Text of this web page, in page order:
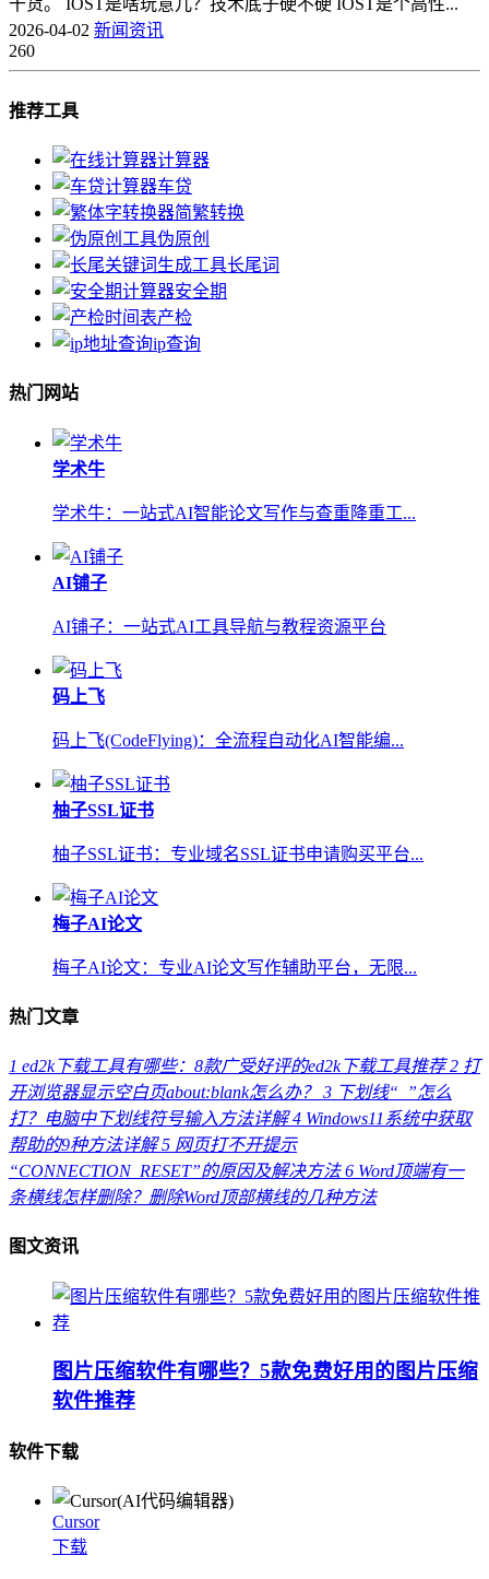
干货。 IOST是啥玩意儿？技术底子硬不硬 IOST是个高性...
2026-04-02 新闻资讯
260
推荐工具
计算器
车贷
简繁转换
伪原创
长尾词
安全期
产检
ip查询
热门网站
学术牛
学术牛：一站式AI智能论文写作与查重降重工...
AI铺子
AI铺子：一站式AI工具导航与教程资源平台
码上飞
码上飞(CodeFlying)：全流程自动化AI智能编...
柚子SSL证书
柚子SSL证书：专业域名SSL证书申请购买平台...
梅子AI论文
梅子AI论文：专业AI论文写作辅助平台，无限...
热门文章
1 ed2k下载工具有哪些：8款广受好评的ed2k下载工具推荐 2 打
开浏览器显示空白页about:blank怎么办？ 3 下划线“_”怎么
打？电脑中下划线符号输入方法详解 4 Windows11系统中获取
帮助的9种方法详解 5 网页打不开提示
“CONNECTION_RESET”的原因及解决方法 6 Word顶端有一
条横线怎样删除？删除Word顶部横线的几种方法
图文资讯
图片压缩软件有哪些？5款免费好用的图片压缩
软件推荐
软件下载
Cursor
下载